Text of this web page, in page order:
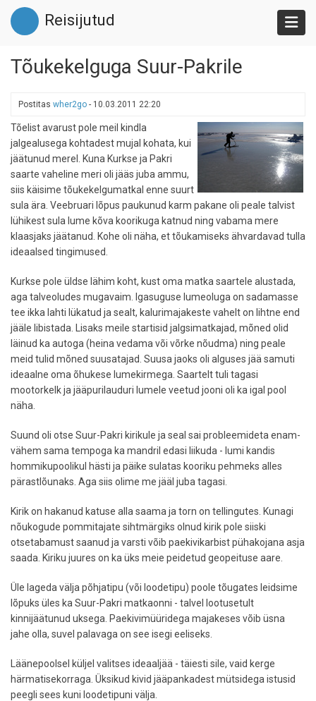
Liigu
edasi
põhisisu
Reisijutud
Tõukekelguga Suur-Pakrile
Postitas wher2go - 10.03.2011 22:20
Tõelist avarust pole meil kindla
jalgealusega kohtadest mujal kohata, kui
jäätunud merel. Kuna Kurkse ja Pakri
saarte vaheline meri oli jääs juba ammu,
siis käisime tõukekelgumatkal enne suurt
sula ära. Veebruari lõpus paukunud karm pakane oli peale talvist
lühikest sula lume kõva koorikuga katnud ning vabama mere
klaasjaks jäätanud. Kohe oli näha, et tõukamiseks ähvardavad tulla
ideaalsed tingimused.
Kurkse pole üldse lähim koht, kust oma matka saartele alustada,
aga talveoludes mugavaim. Igasuguse lumeoluga on sadamasse
tee ikka lahti lükatud ja sealt, kalurimajakeste vahelt on lihtne end
jääle libistada. Lisaks meile startisid jalgsimatkajad, mõned olid
läinud ka autoga (heina vedama või võrke nõudma) ning peale
meid tulid mõned suusatajad. Suusa jaoks oli alguses jää samuti
ideaalne oma õhukese lumekirmega. Saartelt tuli tagasi
mootorkelk ja jääpurilauduri lumele veetud jooni oli ka igal pool
näha.
Suund oli otse Suur-Pakri kirikule ja seal sai probleemideta enam-
vähem sama tempoga ka mandril edasi liikuda - lumi kandis
hommikupoolikul hästi ja päike sulatas kooriku pehmeks alles
pärastlõunaks. Aga siis olime me jääl juba tagasi.
Kirik on hakanud katuse alla saama ja torn on tellingutes. Kunagi
nõukogude pommitajate sihtmärgiks olnud kirik pole siiski
otsetabamust saanud ja varsti võib paekivikarbist pühakojana asja
saada. Kiriku juures on ka üks meie peidetud geopeituse aare.
Üle lageda välja põhjatipu (või loodetipu) poole tõugates leidsime
lõpuks üles ka Suur-Pakri matkaonni - talvel lootusetult
kinnijäätunud uksega. Paekivimüüridega majakeses võib üsna
jahe olla, suvel palavaga on see isegi eeliseks.
Läänepoolsel küljel valitses ideaaljää - täiesti sile, vaid kerge
härmatisekorraga. Üksikud kivid jääpankadest mütsidega istusid
peegli sees kuni loodetipuni välja.